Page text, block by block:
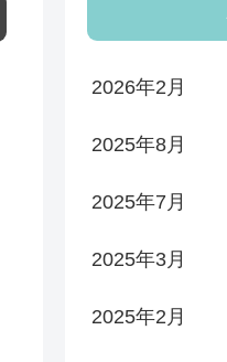
2026年2月
2025年8月
2025年7月
2025年3月
2025年2月